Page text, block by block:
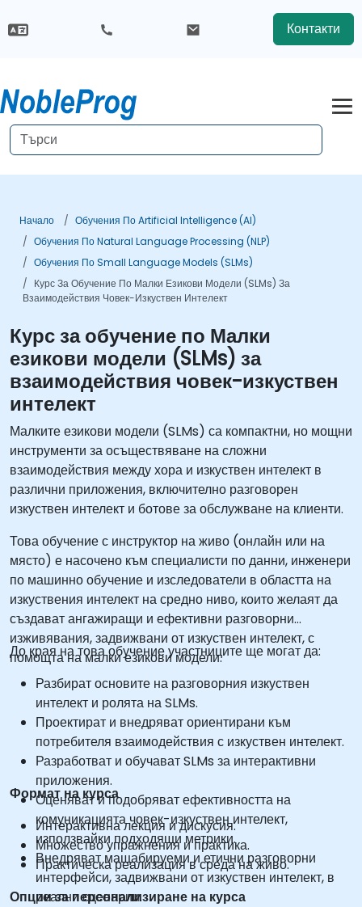
Контакти
Начало
Обучения По Artificial Intelligence (AI)
Обучения По Natural Language Processing (NLP)
Обучения По Small Language Models (SLMs)
Курс За Обучение По Малки Езикови Модели (SLMs) За
Взаимодействия Човек-Изкуствен Интелект
Курс за обучение по Малки
езикови модели (SLMs) за
взаимодействия човек-изкуствен
интелект
Малките езикови модели (SLMs) са компактни, но мощни
инструменти за осъществяване на сложни
взаимодействия между хора и изкуствен интелект в
различни приложения, включително разговорен
изкуствен интелект и ботове за обслужване на клиенти.
Това обучение с инструктор на живо (онлайн или на
място) е насочено към специалисти по данни, инженери
по машинно обучение и изследователи в областта на
изкуствения интелект на средно ниво, които желаят да
създават ангажиращи и ефективни разговорни
изживявания, задвижвани от изкуствен интелект, с
помощта на малки езикови модели.
До края на това обучение участниците ще могат да:
Разбират основите на разговорния изкуствен
интелект и ролята на SLMs.
Проектират и внедряват ориентирани към
потребителя взаимодействия с изкуствен интелект.
Разработват и обучават SLMs за интерактивни
приложения.
Оценяват и подобряват ефективността на
комуникацията човек-изкуствен интелект,
използвайки подходящи метрики.
Внедряват мащабируеми и етични разговорни
интерфейси, задвижвани от изкуствен интелект, в
реални сценарии.
Формат на курса
Интерактивна лекция и дискусия.
Множество упражнения и практика.
Практическа реализация в среда на живо.
Опции за персонализиране на курса